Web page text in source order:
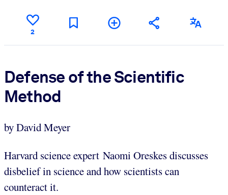
Enriqueça sua biblioteca corporativa com conhecimento de
negócios confiável e pronto para uso.
Para sistemas de IA
estruturado para melhorar os resultados.
2
Defense of the Scientific
Method
by David Meyer
Harvard science expert Naomi Oreskes discusses
disbelief in science and how scientists can
counteract it.